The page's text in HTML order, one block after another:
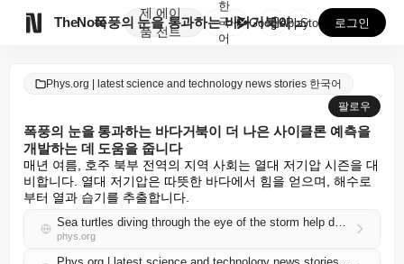
TheNote
제
품
에이
전트
폭풍의 눈을 통과하는 바다거북이 더 나은 사이클론 예측...
한
국
어
GooglePlay
AppStore 로그인
Phys.org | latest science and technology news stories 한국어
팔로우
폭풍의 눈을 통과하는 바다거북이 더 나은 사이클론 예측을
개발하는 데 도움을 줍니다
매년 여름, 호주 북부 전역의 지역 사회는 열대 저기압 시즌을 대
비합니다. 열대 저기압은 따뜻한 바다에서 힘을 얻으며, 해수로
부터 열과 습기를 추출합니다.
Sea turtles diving through the eye of the storm help develop better cyclone forecasts
phys.org